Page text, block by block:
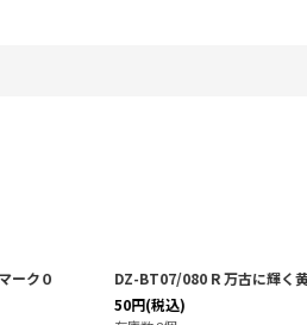
DZ-BT07/080 R 万古に輝く黄金の月